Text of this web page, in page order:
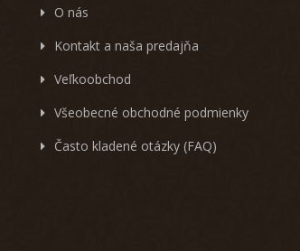
O nás
Kontakt a naša predajňa
Veľkoobchod
Všeobecné obchodné podmienky
Často kladené otázky (FAQ)